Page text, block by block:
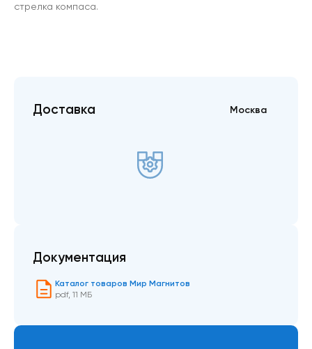
стрелка компаса.
Доставка Москва
Документация
Каталог товаров Мир Магнитов
pdf, 11 МБ